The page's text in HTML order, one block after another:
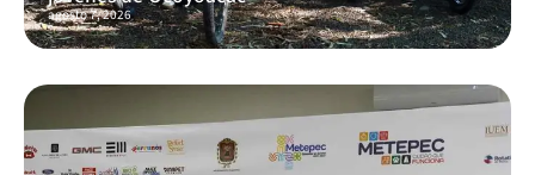
agosto 7, 2026